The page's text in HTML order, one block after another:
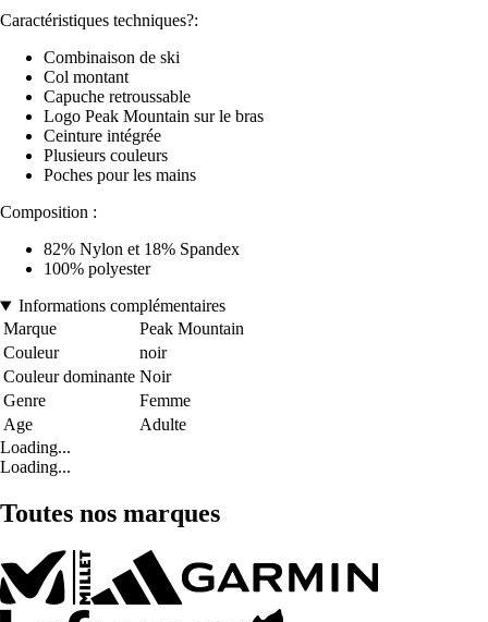
Caractéristiques techniques?:
Combinaison de ski
Col montant
Capuche retroussable
Logo Peak Mountain sur le bras
Ceinture intégrée
Plusieurs couleurs
Poches pour les mains
Composition :
82% Nylon et 18% Spandex
100% polyester
Informations complémentaires
Marque
Peak Mountain
Couleur
noir
Couleur dominante Noir
Genre
Femme
Age
Adulte
Loading...
Loading...
Toutes nos marques